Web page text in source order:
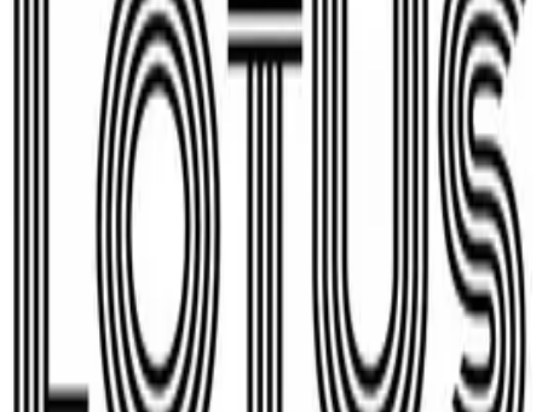
Lotus Korean Hotel은 방갈로르에서 비즈니스·장기 체류에 맞
춘 한국형 호텔·숙박 서비스를 제공합니다.
MSV 고객사와 방문 인력의 거점 숙박, 프로젝트 기간 체류 등
을 함께 지원하며, 현지 업무와 연계된 숙박 옵션을 제공합니
주요 내용
비즈니스·장기 숙박
온라인: hotellotus.in